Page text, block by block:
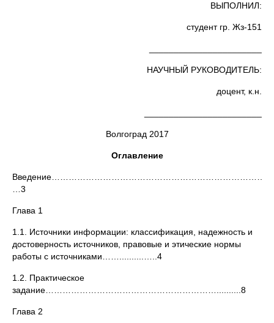
ВЫПОЛНИЛ:
студент гр. Жз-151
НАУЧНЫЙ РУКОВОДИТЕЛЬ:
доцент, к.н.
Волгоград 2017
Оглавление
…3
Глава 1
1.1. Источники информации: классификация, надежность и
достоверность источников, правовые и этические нормы
работы с источниками……..........…..4
1.2. Практическое
задание……………………………………………………..........8
Глава 2